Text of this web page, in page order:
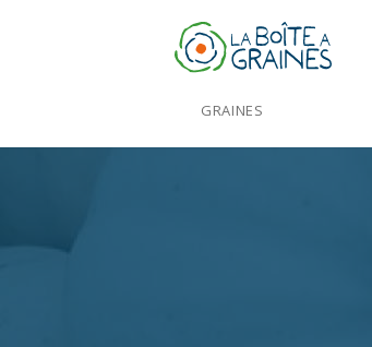
GRAINES